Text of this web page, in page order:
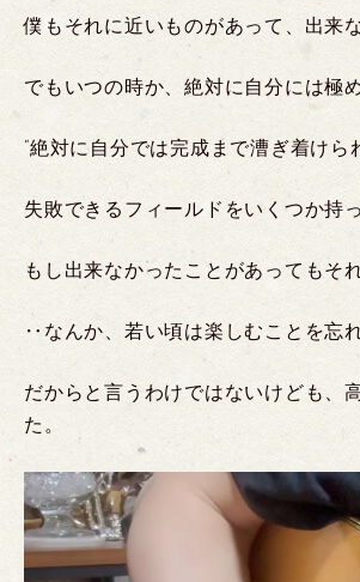
僕もそれに近いものがあって、出来
でもいつの時か、絶対に自分には極
“絶対に自分では完成まで漕ぎ着け
失敗できるフィールドをいくつか持
もし出来なかったことがあってもそ
‥なんか、若い頃は楽しむことを忘
だからと言うわけではないけども、
た。